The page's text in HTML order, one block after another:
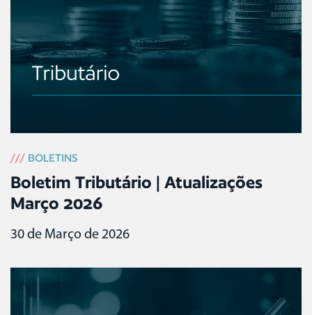
/// BOLETINS
Boletim Tributário | Atualizações
Março 2026
30 de Março de 2026